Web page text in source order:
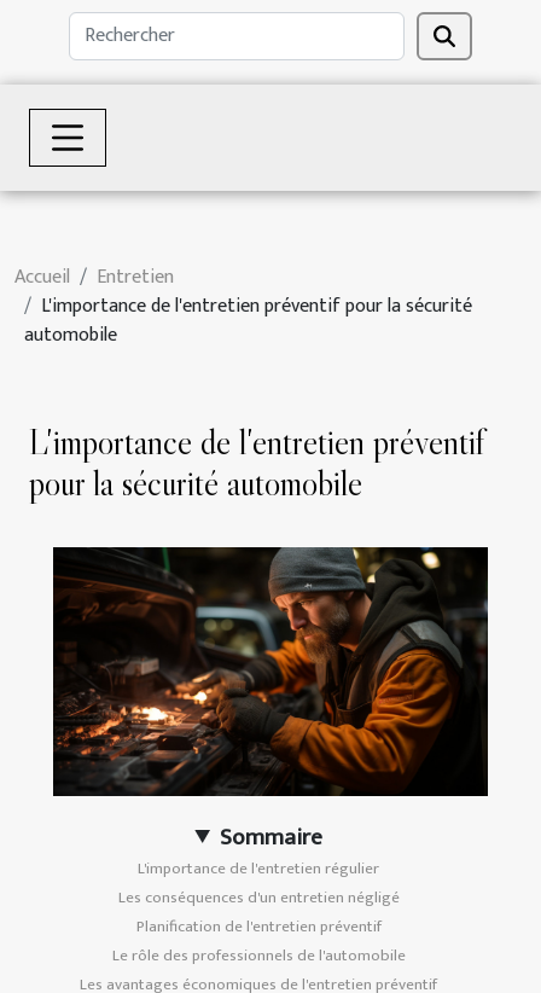
Accueil
Entretien
L'importance de l'entretien préventif pour la sécurité
automobile
L'importance de l'entretien préventif
pour la sécurité automobile
Sommaire
L'importance de l'entretien régulier
Les conséquences d'un entretien négligé
Planification de l'entretien préventif
Le rôle des professionnels de l'automobile
Les avantages économiques de l'entretien préventif